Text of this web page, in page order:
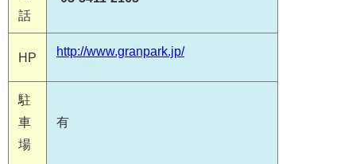
話
HP http://www.granpark.jp/
駐
車
場
有